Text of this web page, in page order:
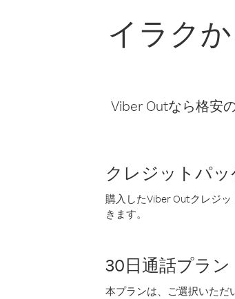
イラク
Viber Outなら格安
クレジットパッ
購入したViber Outクレジ
きます。
30日通話プラン
本プランは、ご選択いただ